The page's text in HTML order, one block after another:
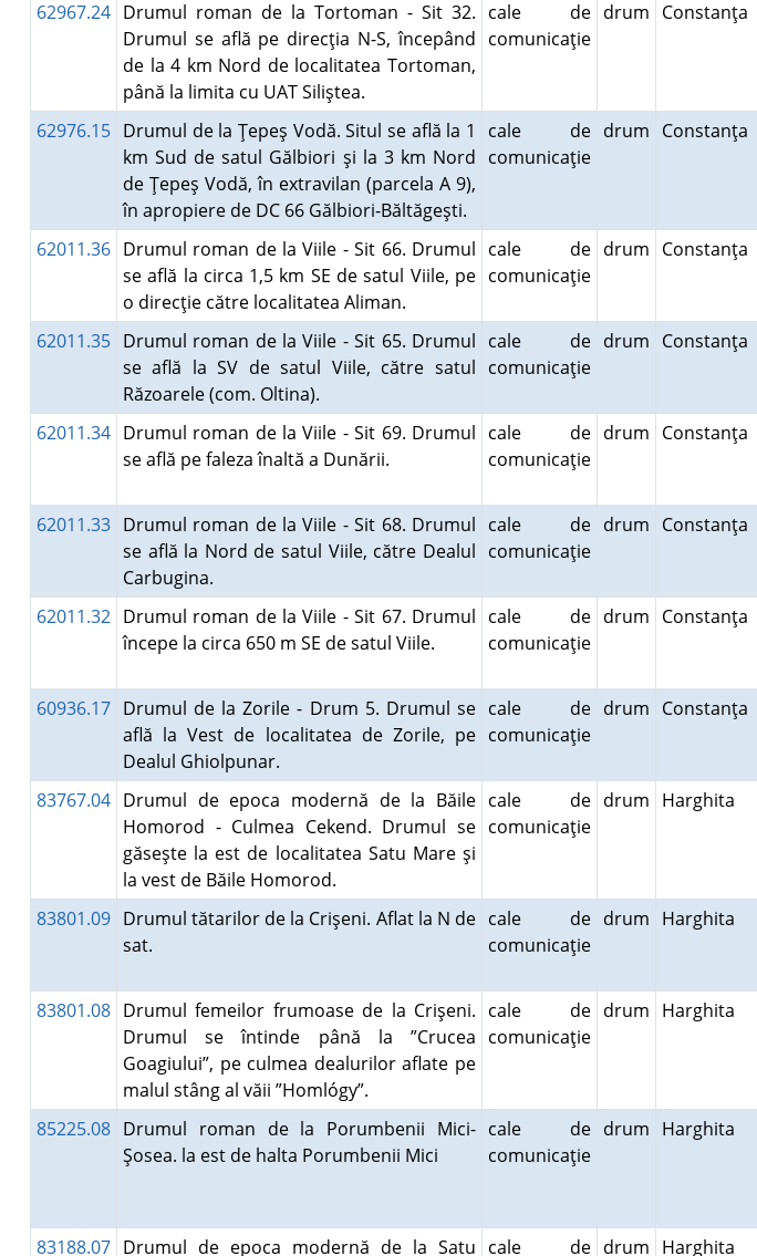
62967.24 Drumul roman de la Tortoman - Sit 32.
Drumul se află pe direcţia N-S, începând
de la 4 km Nord de localitatea Tortoman,
până la limita cu UAT Siliştea.
cale de
comunicaţie
drum Constanţa
62976.15 Drumul de la Ţepeş Vodă. Situl se află la 1
km Sud de satul Gălbiori şi la 3 km Nord
de Ţepeş Vodă, în extravilan (parcela A 9),
în apropiere de DC 66 Gălbiori-Băltăgeşti.
cale de
comunicaţie
drum Constanţa
62011.36 Drumul roman de la Viile - Sit 66. Drumul
se află la circa 1,5 km SE de satul Viile, pe
o direcţie către localitatea Aliman.
cale de
comunicaţie
drum Constanţa
62011.35 Drumul roman de la Viile - Sit 65. Drumul
se află la SV de satul Viile, către satul
Răzoarele (com. Oltina).
cale de
comunicaţie
drum Constanţa
62011.34 Drumul roman de la Viile - Sit 69. Drumul
se află pe faleza înaltă a Dunării.
cale de
comunicaţie
drum Constanţa
62011.33 Drumul roman de la Viile - Sit 68. Drumul
se află la Nord de satul Viile, către Dealul
Carbugina.
cale de
comunicaţie
drum Constanţa
62011.32 Drumul roman de la Viile - Sit 67. Drumul
începe la circa 650 m SE de satul Viile.
cale de
comunicaţie
drum Constanţa
60936.17 Drumul de la Zorile - Drum 5. Drumul se
află la Vest de localitatea de Zorile, pe
Dealul Ghiolpunar.
cale de
comunicaţie
drum Constanţa
83767.04 Drumul de epoca modernă de la Băile
Homorod - Culmea Cekend. Drumul se
găseşte la est de localitatea Satu Mare şi
la vest de Băile Homorod.
cale de
comunicaţie
drum Harghita
83801.09 Drumul tătarilor de la Crişeni. Aflat la N de
sat.
cale de
comunicaţie
drum Harghita
83801.08 Drumul femeilor frumoase de la Crişeni.
Drumul se întinde până la ”Crucea
Goagiului”, pe culmea dealurilor aflate pe
malul stâng al văii ”Homlógy”.
cale de
comunicaţie
drum Harghita
85225.08 Drumul roman de la Porumbenii Mici-
Şosea. la est de halta Porumbenii Mici
cale de
comunicaţie
drum Harghita
83188.07 Drumul de epoca modernă de la Satu cale de drum Harghita